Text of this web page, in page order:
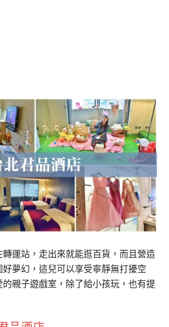
運站，走出來就能逛百貨，而且營造
夢幻，這兒可以享受寧靜無打擾空
親子遊戲室，除了給小孩玩，也有提